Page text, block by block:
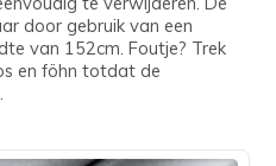
door gebruik van een
van 152cm. Foutje? Trek
en föhn totdat de